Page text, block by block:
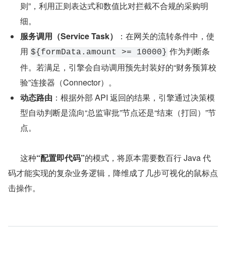
则”，利用正则表达式和数值比对拦截不合规的采购明
细。
服务调用（Service Task）
：在网关的流转条件中，使
用 ${formData.amount >= 10000} 作为判断条
件。若满足，引擎会自动调用预先封装好的“财务预算校
验”连接器（Connector）。
动态路由 ：根据外部 API 返回的结果，引擎通过决策模
型自动判断是流向“总监审批”节点还是“结束（打回）”节
点。
      这种
“配置即代码”的模式，将原本需要数百行 Java 代
码才能实现的复杂业务逻辑，降维成了几步可视化的鼠标点
击操作。